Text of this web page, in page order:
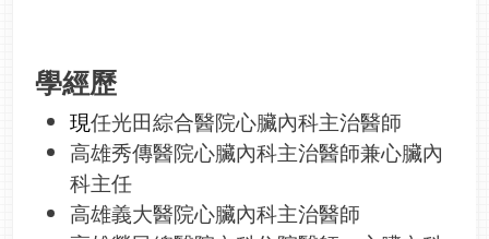
學經歷
現任光田綜合醫院心臟內科主治醫師
高雄秀傳醫院心臟內科主治醫師兼心臟內
科主任
高雄義大醫院心臟內科主治醫師